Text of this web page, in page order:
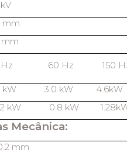
mm
mm
Hz 60 Hz 150
kW 3.0 kW
kW 0.8 kW
Mecânica:
mm